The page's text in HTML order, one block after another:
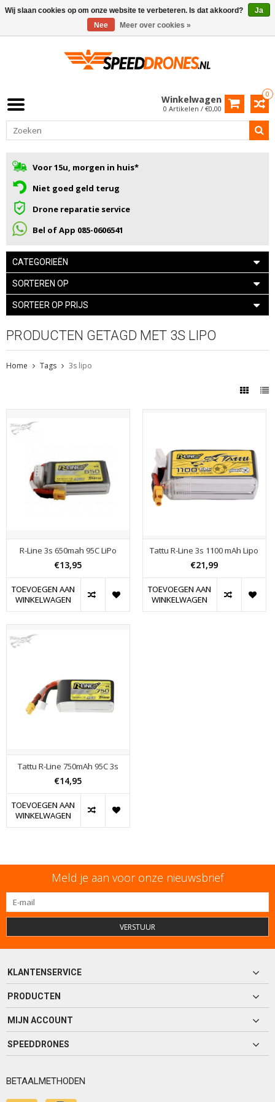
0
Winkelwagen
0 Artikelen / €0,00
Voor 15u, morgen in huis*
Niet goed geld terug
Drone reparatie service
Bel of App 085-0606541
CATEGORIEËN
SORTEREN OP
SORTEER OP PRIJS
PRODUCTEN GETAGD MET 3S LIPO
Home Tags 3s lipo
R-Line 3s 650mah 95C LiPo
€13,95
TOEVOEGEN AAN
WINKELWAGEN
Tattu R-Line 3s 1100 mAh Lipo
€21,99
TOEVOEGEN AAN
WINKELWAGEN
Tattu R-Line 750mAh 95C 3s
€14,95
TOEVOEGEN AAN
WINKELWAGEN
Meld je aan voor onze nieuwsbrief
VERSTUUR
KLANTENSERVICE
PRODUCTEN
MIJN ACCOUNT
SPEEDDRONES
BETAALMETHODEN
Wij slaan cookies op om onze website te verbeteren. Is dat akkoord?
Ja
Nee
Meer over cookies »